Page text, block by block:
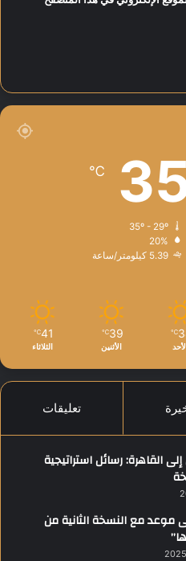
℃
20%
5.39 كيلومتر/ساعة
℃
الأحد
39
℃
الأثنين
41
℃
الثلاثاء
تعليقات
القاهرة: رسائل استراتيجية
موعد مع النسخة الثانية من